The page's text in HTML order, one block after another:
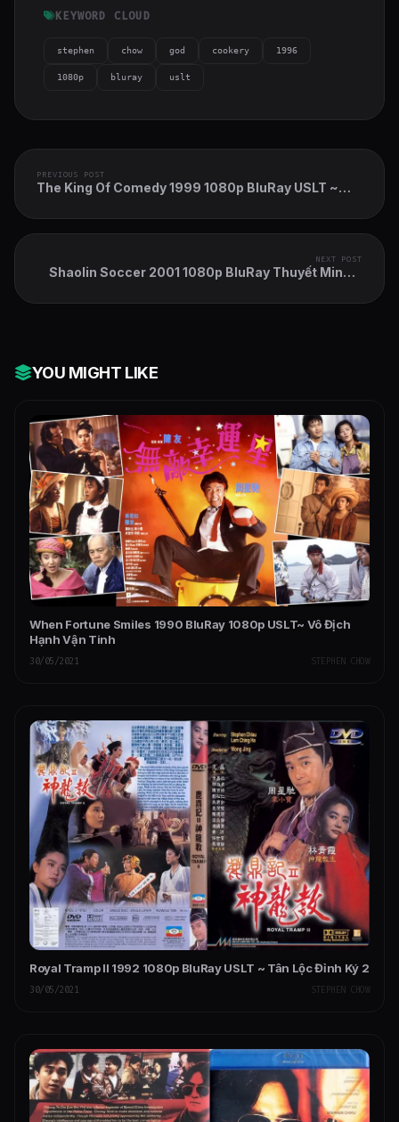
KEYWORD CLOUD
stephen chow god cookery 1996
1080p bluray uslt
PREVIOUS POST
The King Of Comedy 1999 1080p BluRay USLT ~
NEXT POST
Shaolin Soccer 2001 1080p BluRay Thuyết Minh ~
YOU MIGHT LIKE
When Fortune Smiles 1990 BluRay 1080p USLT~ Vô Địch
Hạnh Vận Tinh
30/05/2021 STEPHEN CHOW
Royal Tramp II 1992 1080p BluRay USLT ~ Tân Lộc Đỉnh Ký 2
30/05/2021 STEPHEN CHOW